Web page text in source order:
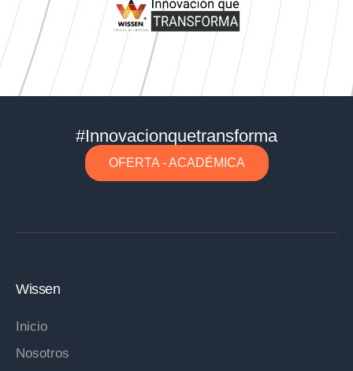
#Innovacionquetransforma
OFERTA - ACADÉMICA
Wissen
Inicio
Nosotros